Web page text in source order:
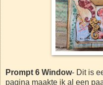
Prompt 6 Window- Dit is
pagina maakte ik al een